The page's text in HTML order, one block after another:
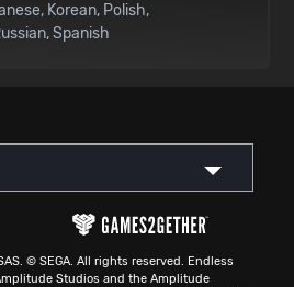
Korean Polish
Spanish
© SEGA. All rights reserved. Endless
Studios and the Amplitude